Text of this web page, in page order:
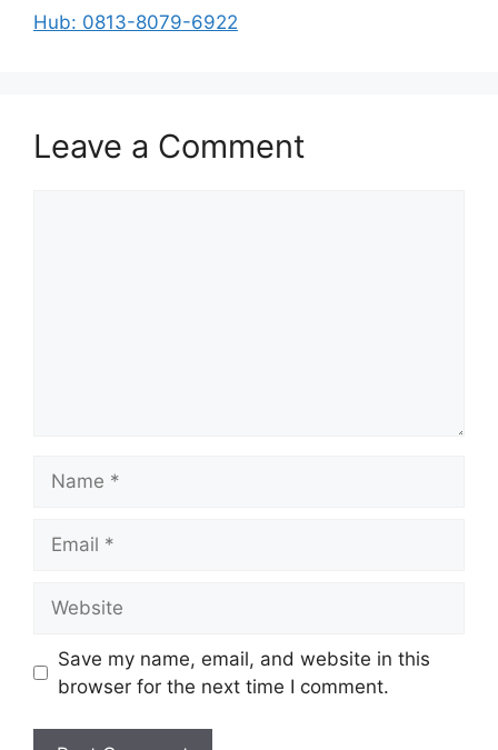
Hub: 0813-8079-6922
Leave a Comment
Save my name, email, and website in this
browser for the next time I comment.